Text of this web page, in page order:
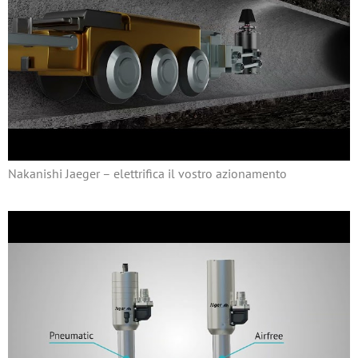
Nakanishi Jaeger – elettrifica il vostro azionamento